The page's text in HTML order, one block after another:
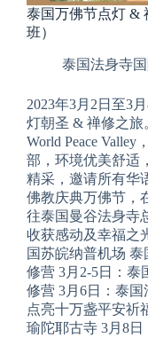
泰国万佛节点灯 &
班）
泰国法身寺
2023年3月2日至3
灯朝圣 & 禅修之
World Peace
部，环境优美舒适
精采，邀请所有
佛教庆典万佛节，
往泰国曼谷法身寺
收获感动及幸福之
国苏皖纳普机场
修营 3月2-5日：泰
修营 3月6日：泰国
点亮十万盏平安祈
瑜陀耶古寺 3月8